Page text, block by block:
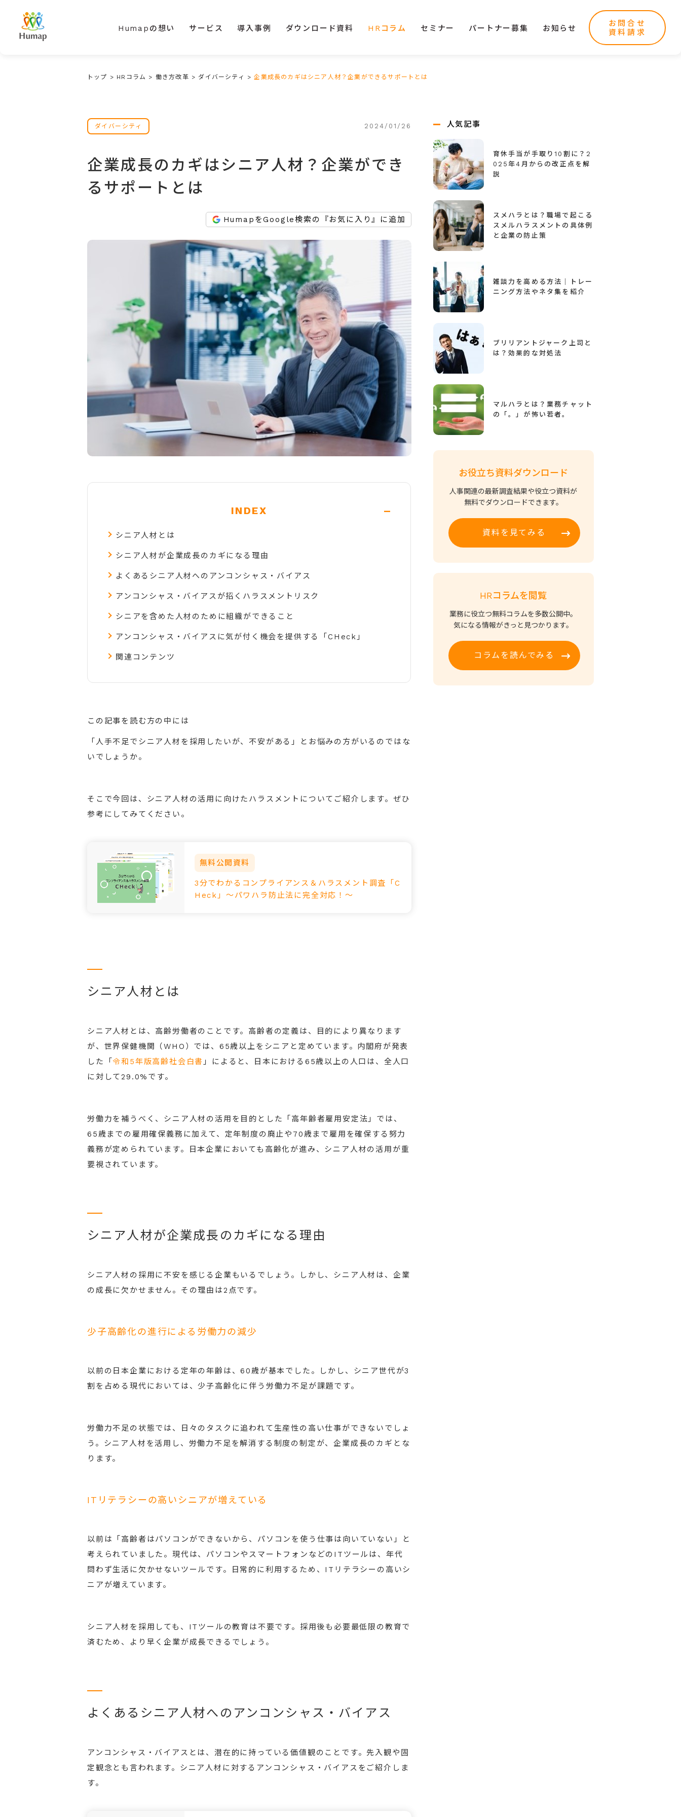
Humapの想い サービス 導入事例 ダウンロード資料 HRコラム セミナー パートナー募集 お知らせ
お問合せ
資料請求
トップ > HRコラム > 働き方改革 > ダイバーシティ >企業成長のカギはシニア人材？企業ができるサポートとは
ダイバーシティ 2024/01/26
企業成長のカギはシニア人材？企業ができ
るサポートとは
HumapをGoogle検索の『お気に入り』に追加
INDEX -
シニア人材とは
シニア人材が企業成長のカギになる理由
よくあるシニア人材へのアンコンシャス・バイアス
アンコンシャス・バイアスが招くハラスメントリスク
シニアを含めた人材のために組織ができること
アンコンシャス・バイアスに気が付く機会を提供する「CHeck」
関連コンテンツ
この記事を読む方の中には
「人手不足でシニア人材を採用したいが、不安がある」とお悩みの方がいるのではな
いでしょうか。
そこで今回は、シニア人材の活用に向けたハラスメントについてご紹介します。ぜひ
参考にしてみてください。
無料公開資料
3分でわかるコンプライアンス＆ハラスメント調査「C
Heck」～パワハラ防止法に完全対応！～
シニア人材とは
シニア人材とは、高齢労働者のことです。高齢者の定義は、目的により異なります
が、世界保健機関（WHO）では、65歳以上をシニアと定めています。内閣府が発表
した「令和5年版高齢社会白書 」によると、日本における65歳以上の人口は、全人口
に対して29.0%です。
労働力を補うべく、シニア人材の活用を目的とした「高年齢者雇用安定法」では、
65歳までの雇用確保義務に加えて、定年制度の廃止や70歳まで雇用を確保する努力
義務が定められています。日本企業においても高齢化が進み、シニア人材の活用が重
要視されています。
シニア人材が企業成長のカギになる理由
シニア人材の採用に不安を感じる企業もいるでしょう。しかし、シニア人材は、企業
の成長に欠かせません。その理由は2点です。
少子高齢化の進行による労働力の減少
以前の日本企業における定年の年齢は、60歳が基本でした。しかし、シニア世代が3
割を占める現代においては、少子高齢化に伴う労働力不足が課題です。
労働力不足の状態では、日々のタスクに追われて生産性の高い仕事ができないでしょ
う。シニア人材を活用し、労働力不足を解消する制度の制定が、企業成長のカギとな
ります。
ITリテラシーの高いシニアが増えている
以前は「高齢者はパソコンができないから、パソコンを使う仕事は向いていない」と
考えられていました。現代は、パソコンやスマートフォンなどのITツールは、年代
問わず生活に欠かせないツールです。日常的に利用するため、ITリテラシーの高いシ
ニアが増えています。
シニア人材を採用しても、ITツールの教育は不要です。採用後も必要最低限の教育で
済むため、より早く企業が成長できるでしょう。
よくあるシニア人材へのアンコンシャス・バイアス
アンコンシャス・バイアスとは、潜在的に持っている価値観のことです。先入観や固
定観念とも言われます。シニア人材に対するアンコンシャス・バイアスをご紹介しま
す。
人気記事
育休手当が手取り10割に？2
025年4月からの改正点を解
説
スメハラとは？職場で起こる
スメルハラスメントの具体例
と企業の防止策
雑談力を高める方法｜トレー
ニング方法やネタ集を紹介
ブリリアントジャーク上司と
は？効果的な対処法
マルハラとは？業務チャット
の「。」が怖い若者。
お役立ち資料ダウンロード
人事関連の最新調査結果や役立つ資料が
無料でダウンロードできます。
資料を見てみる
HRコラムを閲覧
業務に役立つ無料コラムを多数公開中。
気になる情報がきっと見つかります。
コラムを読んでみる